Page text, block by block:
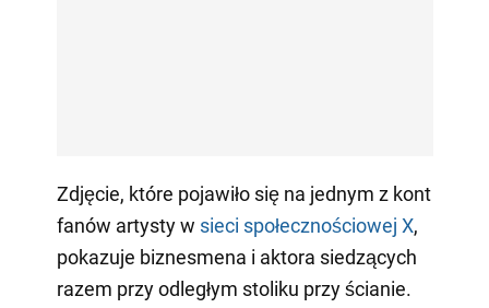
Zdjęcie, które pojawiło się na jednym z kont
fanów artysty w sieci społecznościowej X,
pokazuje biznesmena i aktora siedzących
razem przy odległym stoliku przy ścianie.